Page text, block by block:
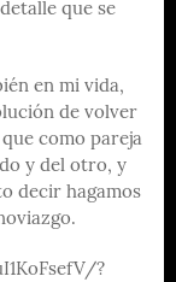
que se
en mi vida,
de volver
como pareja
y del otro, y
decir hagamos
?